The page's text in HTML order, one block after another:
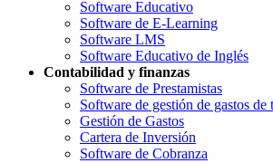
Software Educativo
Software de E-Learning
Software LMS
Software Educativo de Inglés
Contabilidad y finanzas
Software de Prestamistas
Software de gestión de gastos de
Gestión de Gastos
Cartera de Inversión
Software de Cobranza